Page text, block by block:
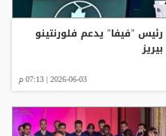
رئيس "فيفا" يدعم فلورنتينو
بيريز
2026-06-03 | 07:13 م